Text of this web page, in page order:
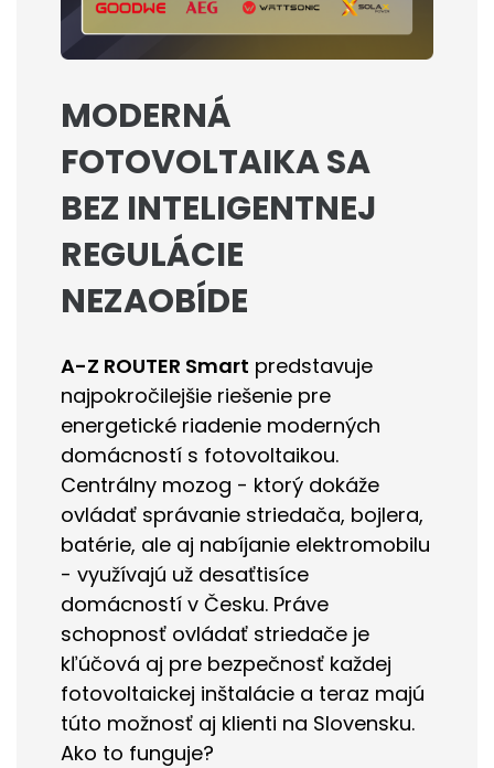
MODERNÁ
FOTOVOLTAIKA SA
BEZ INTELIGENTNEJ
REGULÁCIE
NEZAOBÍDE
A-Z ROUTER Smart predstavuje
najpokročilejšie riešenie pre
energetické riadenie moderných
domácností s fotovoltaikou.
Centrálny mozog - ktorý dokáže
ovládať správanie striedača, bojlera,
batérie, ale aj nabíjanie elektromobilu
- využívajú už desaťtisíce
domácností v Česku. Práve
schopnosť ovládať striedače je
kľúčová aj pre bezpečnosť každej
fotovoltaickej inštalácie a teraz majú
túto možnosť aj klienti na Slovensku.
Ako to funguje?